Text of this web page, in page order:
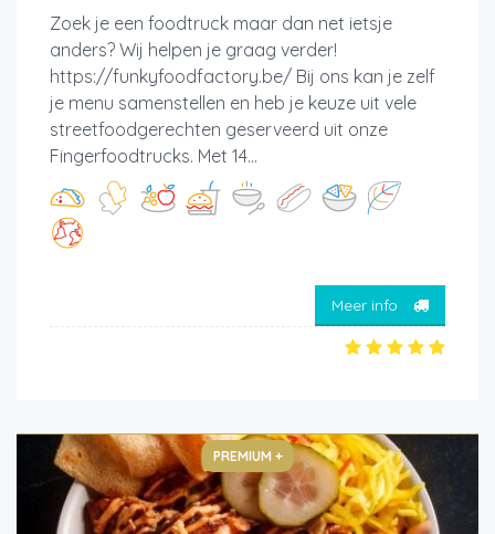
Zoek je een foodtruck maar dan net ietsje
anders? Wij helpen je graag verder!
https://funkyfoodfactory.be/ Bij ons kan je zelf
je menu samenstellen en heb je keuze uit vele
streetfoodgerechten geserveerd uit onze
Fingerfoodtrucks. Met 14...
Meer info
PREMIUM +